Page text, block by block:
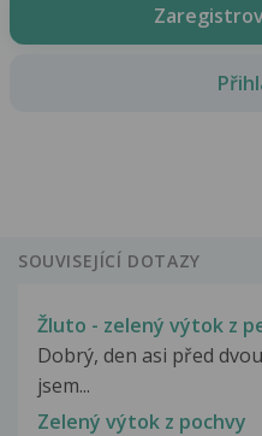
SOUVISEJÍCÍ DOTAZY
Žluto - zelený výtok z
Dobrý, den asi před
jsem...
Zelený výtok z pochvy